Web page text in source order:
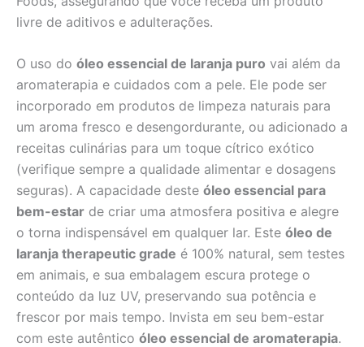
livre de aditivos e adulterações.
O uso do óleo essencial de laranja puro vai além da
aromaterapia e cuidados com a pele. Ele pode ser
incorporado em produtos de limpeza naturais para
um aroma fresco e desengordurante, ou adicionado a
receitas culinárias para um toque cítrico exótico
(verifique sempre a qualidade alimentar e dosagens
seguras). A capacidade deste óleo essencial para
bem-estar de criar uma atmosfera positiva e alegre
o torna indispensável em qualquer lar. Este óleo de
laranja therapeutic grade é 100% natural, sem testes
em animais, e sua embalagem escura protege o
conteúdo da luz UV, preservando sua potência e
frescor por mais tempo. Invista em seu bem-estar
com este autêntico óleo essencial de aromaterapia.